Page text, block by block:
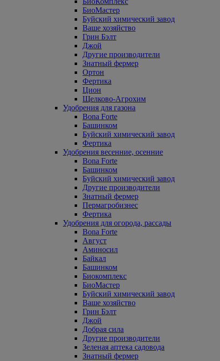
БиоМастер
Буйский химический завод
Ваше хозяйство
Грин Бэлт
Джой
Другие производители
Знатный фермер
Ортон
Фертика
Цион
Щелково-Агрохим
Удобрения для газона
Bona Forte
Башинком
Буйский химический завод
Фертика
Удобрения весенние, осенние
Bona Forte
Башинком
Буйский химический завод
Другие производители
Знатный фермер
Пермагробизнес
Фертика
Удобрения для огорода, рассады
Bona Forte
Август
Аминосил
Байкал
Башинком
Биокомплекс
БиоМастер
Буйский химический завод
Ваше хозяйство
Грин Бэлт
Джой
Добрая сила
Другие производители
Зеленая аптека садовода
Знатный фермер